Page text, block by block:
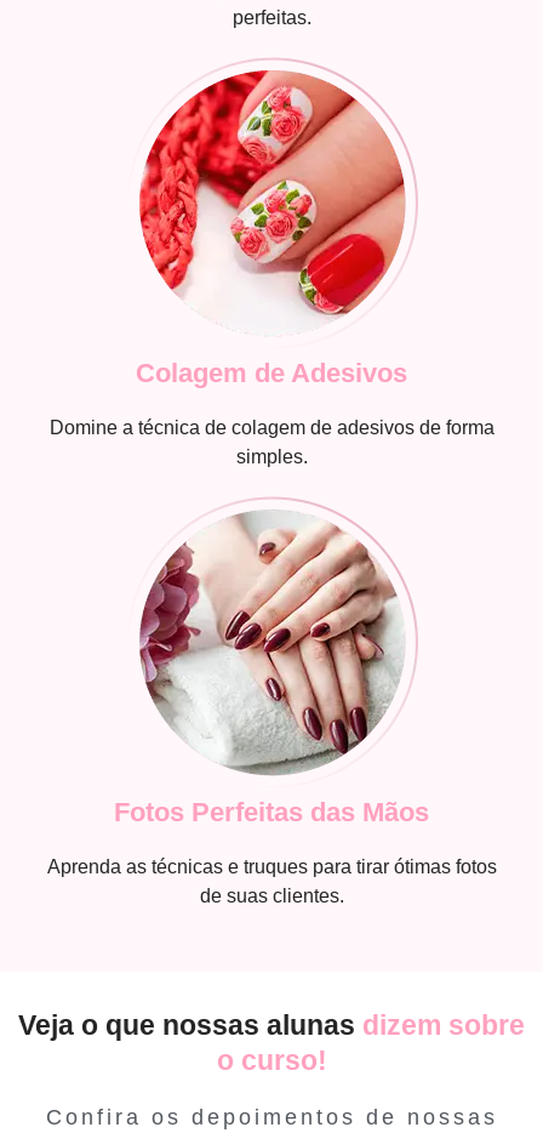
perfeitas.
Colagem de Adesivos
Domine a técnica de colagem de adesivos de forma
simples.
Fotos Perfeitas das Mãos
Aprenda as técnicas e truques para tirar ótimas fotos
de suas clientes.
Veja o que nossas alunas dizem sobre
o curso!
Confira os depoimentos de nossas